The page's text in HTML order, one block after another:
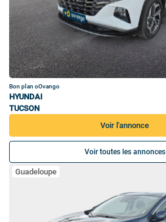
Bon plan oOvango
HYUNDAI
TUCSON
Voir l'annonce
Voir toutes les annonces
Guadeloupe